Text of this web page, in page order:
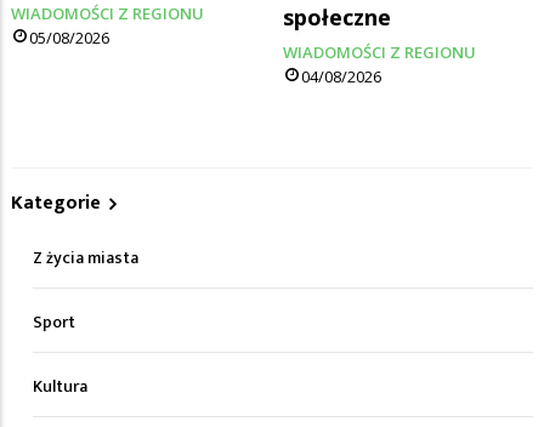
WIADOMOŚCI Z REGIONU
05/08/2026
społeczne
WIADOMOŚCI Z REGIONU
04/08/2026
Kategorie
Z życia miasta
Sport
Kultura